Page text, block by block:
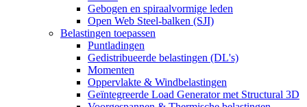
Gebogen en spiraalvormige leden
Open Web Steel-balken (SJI)
Belastingen toepassen
Puntladingen
Gedistribueerde belastingen (DL's)
Momenten
Oppervlakte & Windbelastingen
Geïntegreerde Load Generator met Structural 3D